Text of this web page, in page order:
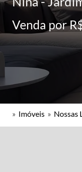
Venda por
» Imóveis » Nossas